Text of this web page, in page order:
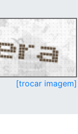
[trocar imagem]